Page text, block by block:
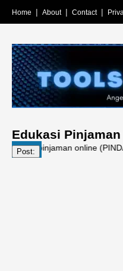
Home About Contact
Edukasi
Post: online (PINDAR),